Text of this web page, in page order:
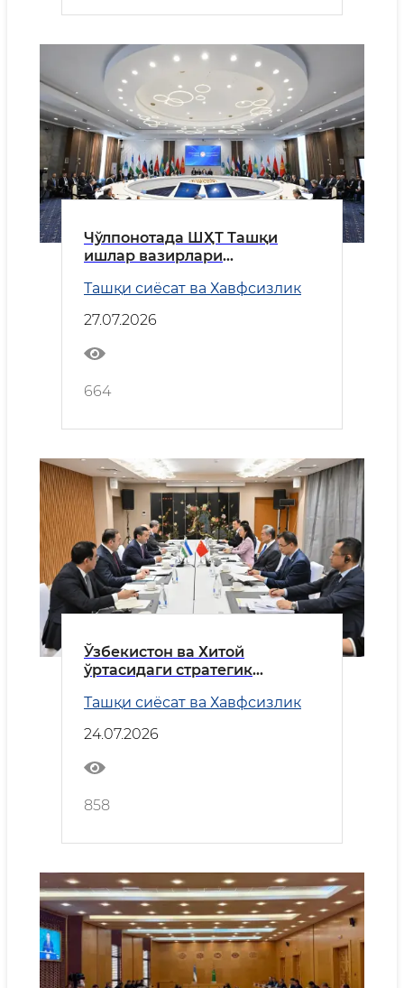
Чўлпонотада ШҲТ Ташқи
ишлар вазирлари
йиғилиши бўлиб ўтди
Ташқи сиёсат ва Хавфсизлик
27.07.2026
664
Ўзбекистон ва Хитой
ўртасидаги cтратегик
Ташқи сиёсат ва Хавфсизлик
24.07.2026
858